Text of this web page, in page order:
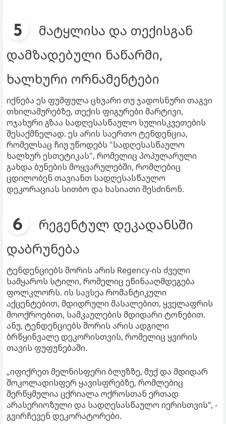
მატყლისა და თექისგან
დამზადებული ნაწარმი,
ხალხური ორნამენტები
იქნება ეს ფუმფულა ცხვარი თუ ჯადოსნური თაგვი
თხილამურებზე, თექის ფიგურები მარტივი,
ოჯახური გზაა სადღესასწაულო სულისკვეთების
შესაქმნელად. ეს არის საერთო ტენდენცია,
რომელსაც ჩიუ უწოდებს "სადღესასწაულო
ხალხურ ესთეტიკას", რომელიც პოპულარული
გახდა ბუნების მოყვარულებში, რომლებიც
ცდილობენ თავიანთ სადღესასწაულო
დეკორაციას სითბო და ხასიათი შესძინონ.
რეგენტულ დეკადანსში
დაბრუნება
ტენდენციებს შორის არის Regency-ის ძველი
სამყაროს სტილი, რომელიც ეწინააღმდეგება
ფოლკლორს. ის სავსეა რომანტიკული
აქცენტებით, მდიდრული მასალებით, ყველაფრის
მოოქროებით, სამკაულების მდიდარი ტონებით.
ანუ, ტენდენციებს შორის არის ადგილი
ბრწყინვალე დეკორისთვის, რომელიც ყვირის
თავის ფუფუნებაში.
„იფიქრეთ მელნისფერი ბლუზზე, მუქ და მდიდარ
შოკოლადისფერ ყავისფრებზე, რომლებიც
შერწყმულია ცქრიალა ოქროსთან ერთად
არასერიოზული და სადღესასწაულო იერისთვის“, -
გვირჩევენ დეკორატორები.